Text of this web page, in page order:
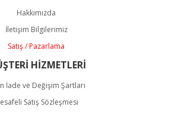
eksik bilgiler bulunuyor.
hatalar bulunuyor.
sitelerden daha pahalı.
farklı alternatifler olmalı.
Hakkımızda
İletişim Bilgilerimiz
Satış / Pazarlama
HİZMETLERİ
İade ve Değişim Şartları
Satış Sözleşmesi